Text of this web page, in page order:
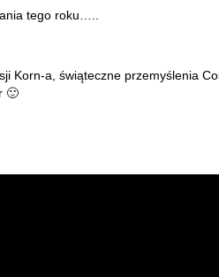
tego roku…..
a, świąteczne przemyślenia
🙂